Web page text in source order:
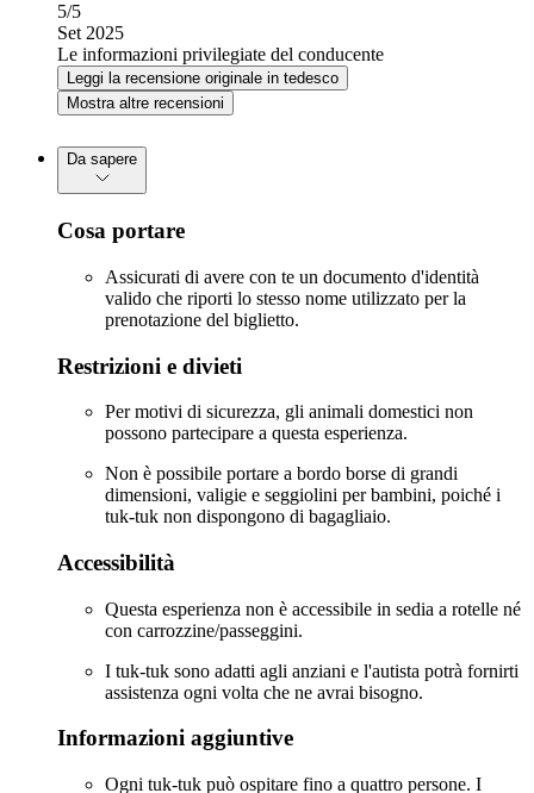
5/5
Set 2025
Le informazioni privilegiate del conducente
Leggi la recensione originale in tedesco
Mostra altre recensioni
Da sapere
Cosa portare
Assicurati di avere con te un documento d'identità
valido che riporti lo stesso nome utilizzato per la
prenotazione del biglietto.
Restrizioni e divieti
Per motivi di sicurezza, gli animali domestici non
possono partecipare a questa esperienza.
Non è possibile portare a bordo borse di grandi
dimensioni, valigie e seggiolini per bambini, poiché i
tuk-tuk non dispongono di bagagliaio.
Accessibilità
Questa esperienza non è accessibile in sedia a rotelle né
con carrozzine/passeggini.
I tuk-tuk sono adatti agli anziani e l'autista potrà fornirti
assistenza ogni volta che ne avrai bisogno.
Informazioni aggiuntive
Ogni tuk-tuk può ospitare fino a quattro persone. I